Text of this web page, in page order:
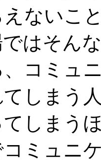
ないこ
ではそん
コミュ
てしまう
てしまう
コミュニ